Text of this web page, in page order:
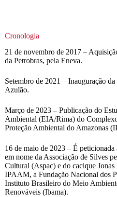
Cronologia
21 de novembro de 2017 –
da Petrobras, pela Eneva.
Setembro de 2021 – Inauguração
Azulão.
Março de 2023 – Publicação do
Ambiental (EIA/Rima) do
Proteção Ambiental do Amazonas
16 de maio de 2023 – É
em nome da Associação de Silves
Cultural (Aspac) e do cacique
IPAAM, a Fundação Nacional dos
Instituto Brasileiro do Meio
Renováveis (Ibama).